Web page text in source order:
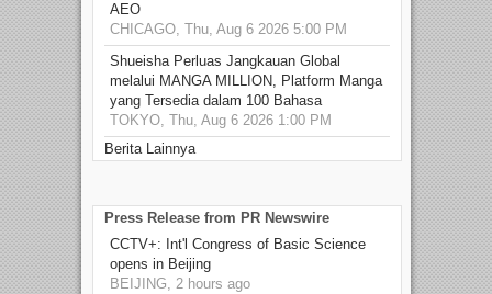
AEO
CHICAGO, Thu, Aug 6 2026 5:00 PM
Shueisha Perluas Jangkauan Global
melalui MANGA MILLION, Platform Manga
yang Tersedia dalam 100 Bahasa
TOKYO, Thu, Aug 6 2026 1:00 PM
Berita Lainnya
Press Release from PR Newswire
CCTV+: Int'l Congress of Basic Science
opens in Beijing
BEIJING, 2 hours ago